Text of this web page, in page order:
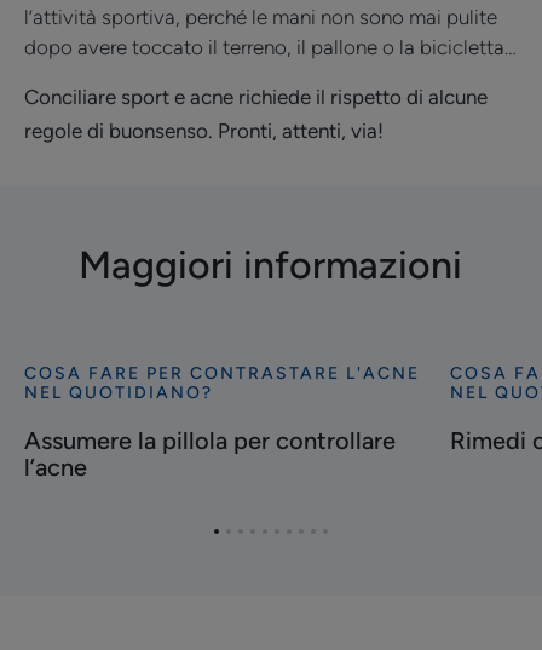
l’attività sportiva, perché le mani non sono mai pulite
dopo avere toccato il terreno, il pallone o la bicicletta…
Conciliare sport e acne richiede il rispetto di alcune
regole di buonsenso. Pronti, attenti, via!
Maggiori informazioni
Scopri
la
pillola
COSA FARE PER CONTRASTARE L'ACNE
NEL QUOTIDIANO?
Assumere la pillola per controllare
l’acne
Scopri
COSA
NEL
Rimedi
VaiVaiVaiVaiVaiVaiVaiVai
VaiVai